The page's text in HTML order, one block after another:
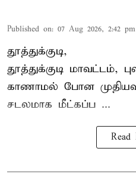
Published on: 07 Aug 2026, 2:42 pm
தூத்துக்குடி,
தூத்துக்குடி மாவட்டம்,
காணாமல் போன
சடலமாக மீட்கப்ப ...
Read